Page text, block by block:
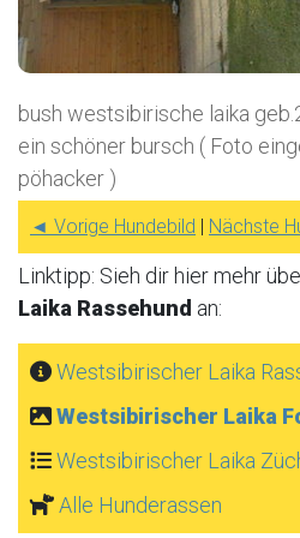
bush westsibirische laika
ein schöner bursch ( Foto
pöhacker )
◄ Vorige Hundebild | Nächste
Linktipp: Sieh dir hier mehr
Laika Rassehund an:
Westsibirischer Laika
Westsibirischer Laika
Westsibirischer Laika
Alle Hunderassen